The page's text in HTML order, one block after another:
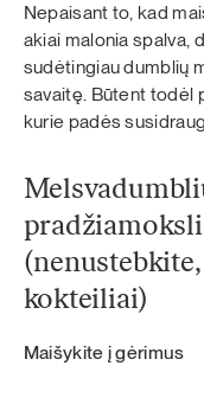
Nepaisant to, kad
akiai malonia spalva,
sudėtingiau dumblių
savaitę. Būtent todėl
kurie padės
kokteiliai)
Maišykite į gėrimus